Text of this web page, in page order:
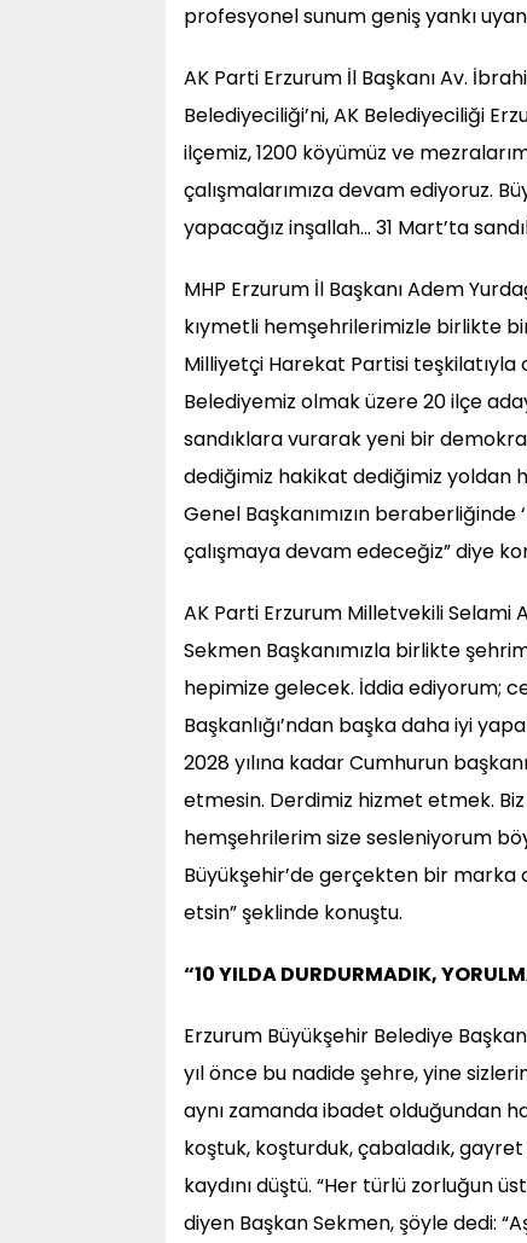
profesyonel sunum geniş yankı
AK Parti Erzurum İl Başkanı Av.
Belediyeciliği’ni, AK Belediyeciliği
ilçemiz, 1200 köyümüz ve
çalışmalarımıza devam ediyoruz.
yapacağız inşallah… 31 Mart’ta
MHP Erzurum İl Başkanı Adem
kıymetli hemşehrilerimizle birlikte
Milliyetçi Harekat Partisi
Belediyemiz olmak üzere 20 ilçe
sandıklara vurarak yeni bir
dediğimiz hakikat dediğimiz yoldan
Genel Başkanımızın
çalışmaya devam edeceğiz” diye
AK Parti Erzurum Milletvekili Selami
Sekmen Başkanımızla birlikte
hepimize gelecek. İddia ediyorum;
Başkanlığı’ndan başka daha iyi
2028 yılına kadar Cumhurun
etmesin. Derdimiz hizmet etmek. Biz
hemşehrilerim size sesleniyorum
Büyükşehir’de gerçekten bir
etsin” şeklinde konuştu.
“10 YILDA DURDURMADIK,
Erzurum Büyükşehir Belediye
yıl önce bu nadide şehre, yine
aynı zamanda ibadet olduğundan
koştuk, koşturduk, çabaladık, gayret
kaydını düştü. “Her türlü zorluğun
diyen Başkan Sekmen, şöyle dedi: